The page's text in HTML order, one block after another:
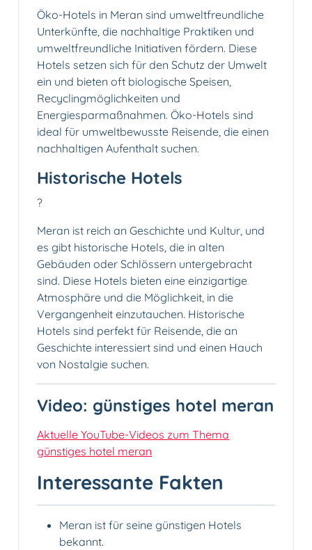
Öko-Hotels in Meran sind umweltfreundliche
Unterkünfte, die nachhaltige Praktiken und
umweltfreundliche Initiativen fördern. Diese
Hotels setzen sich für den Schutz der Umwelt
ein und bieten oft biologische Speisen,
Recyclingmöglichkeiten und
Energiesparmaßnahmen. Öko-Hotels sind
ideal für umweltbewusste Reisende, die einen
nachhaltigen Aufenthalt suchen.
Historische Hotels
?
Meran ist reich an Geschichte und Kultur, und
es gibt historische Hotels, die in alten
Gebäuden oder Schlössern untergebracht
sind. Diese Hotels bieten eine einzigartige
Atmosphäre und die Möglichkeit, in die
Vergangenheit einzutauchen. Historische
Hotels sind perfekt für Reisende, die an
Geschichte interessiert sind und einen Hauch
von Nostalgie suchen.
Video: günstiges hotel meran
Aktuelle YouTube-Videos zum Thema
günstiges hotel meran
Interessante Fakten
Meran ist für seine günstigen Hotels
bekannt.